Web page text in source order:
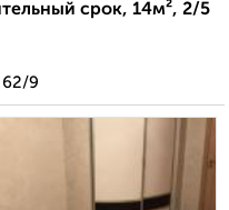
срок, 14м², 2/5
62/9